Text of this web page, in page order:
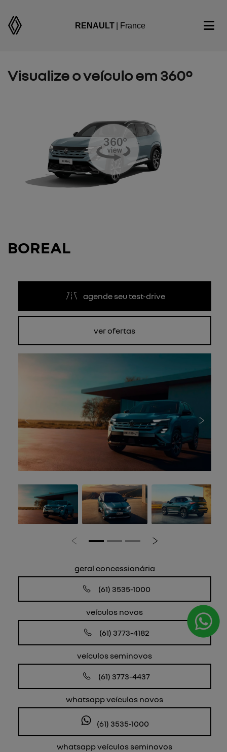
RENAULT | France
Visualize o veículo em 360°
BOREAL
agende seu test-drive
ver ofertas
Anterior
Anterior Próximo
geral concessionária
(61) 3535-1000
veículos novos
(61) 3773-4182
veículos seminovos
(61) 3773-4437
whatsapp veículos novos
(61) 3535-1000
whatsapp veículos seminovos